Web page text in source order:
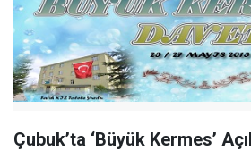
Çubuk’ta ‘Büyük Kermes’